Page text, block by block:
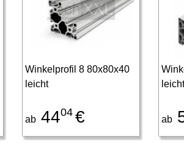
Winkelprofil 8 80x80x40
leicht
ab4404 € ab